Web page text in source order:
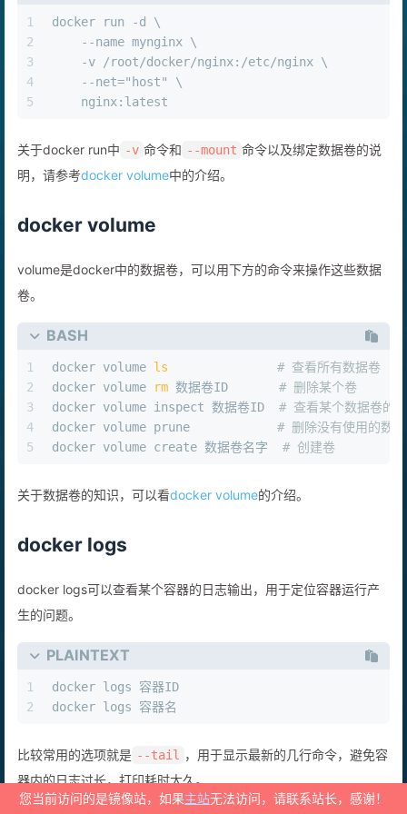
1
2
3
4
5
docker run -d \
    --name mynginx \
    -v /root/docker/nginx:/etc/nginx \
    --net="host" \
    nginx:latest
关于docker run中 -v 命令和 --mount 命令以及绑定数据卷的说
明，请参考docker volume中的介绍。
docker volume
volume是docker中的数据卷，可以用下方的命令来操作这些数据
卷。
BASH
1
2
3
4
5
docker volume ls
# 查看所有数据卷
docker volume
rm 数据卷ID # 删除某个卷
docker volume inspect 数据卷ID # 查看某个数据卷的
docker volume prune # 删除没有使用的数
docker volume create 数据卷名字 # 创建卷
关于数据卷的知识，可以看docker volume的介绍。
docker logs
docker logs可以查看某个容器的日志输出，用于定位容器运行产
生的问题。
PLAINTEXT
1
2
docker logs 容器ID
docker logs 容器名
比较常用的选项就是 --tail
，用于显示最新的几行命令，避免容
器内的日志过长，打印耗时太久。
您当前访问的是镜像站，如果主站无法访问，请联系站长，感谢！